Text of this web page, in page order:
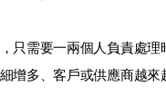
只需要一兩個人負責處理
增多、客戶或供應商越來